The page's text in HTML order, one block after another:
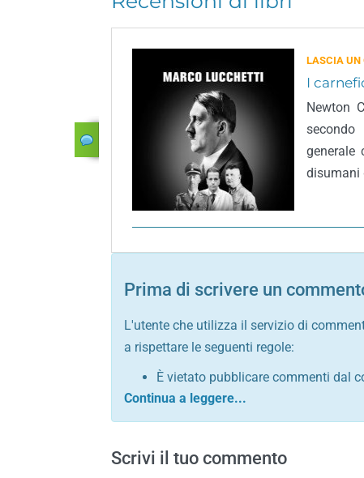
LASCIA UN
I
Newton
generale
disumani
Prima di scrivere un
L'utente che utilizza il servizio di
a rispettare le seguenti regole:
È vietato pubblicare commenti dal
comunque contrario alle leggi dello
Sono vietati commenti in tono
È vietato pubblicare commenti
Scrivi il tuo commento